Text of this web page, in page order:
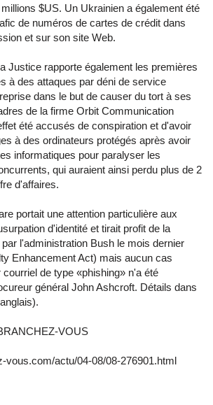
$US. Un Ukrainien a également été
de numéros de cartes de crédit dans
et sur son site Web.
Justice rapporte également les premières
à des attaques par déni de service
dans le but de causer du tort à ses
de la firme Orbit Communication
été accusés de conspiration et d'avoir
à des ordinateurs protégés après avoir
informatiques pour paralyser les
qui auraient ainsi perdu plus de 2
d'affaires.
portait une attention particulière aux
d'identité et tirait profit de la
l'administration Bush le mois dernier
Enhancement Act) mais aucun cas
de type «phishing» n'a été
général John Ashcroft. Détails dans
VOUS
vous.com/actu/04-08/08-276901.html